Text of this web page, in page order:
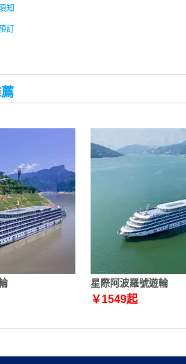
知
訂
星際阿波羅號遊輪
￥1549起